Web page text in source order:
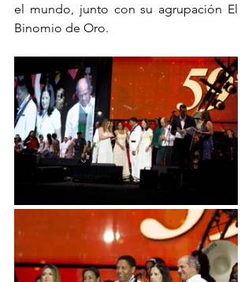
el mundo, junto con su agrupación El
Binomio de Oro.